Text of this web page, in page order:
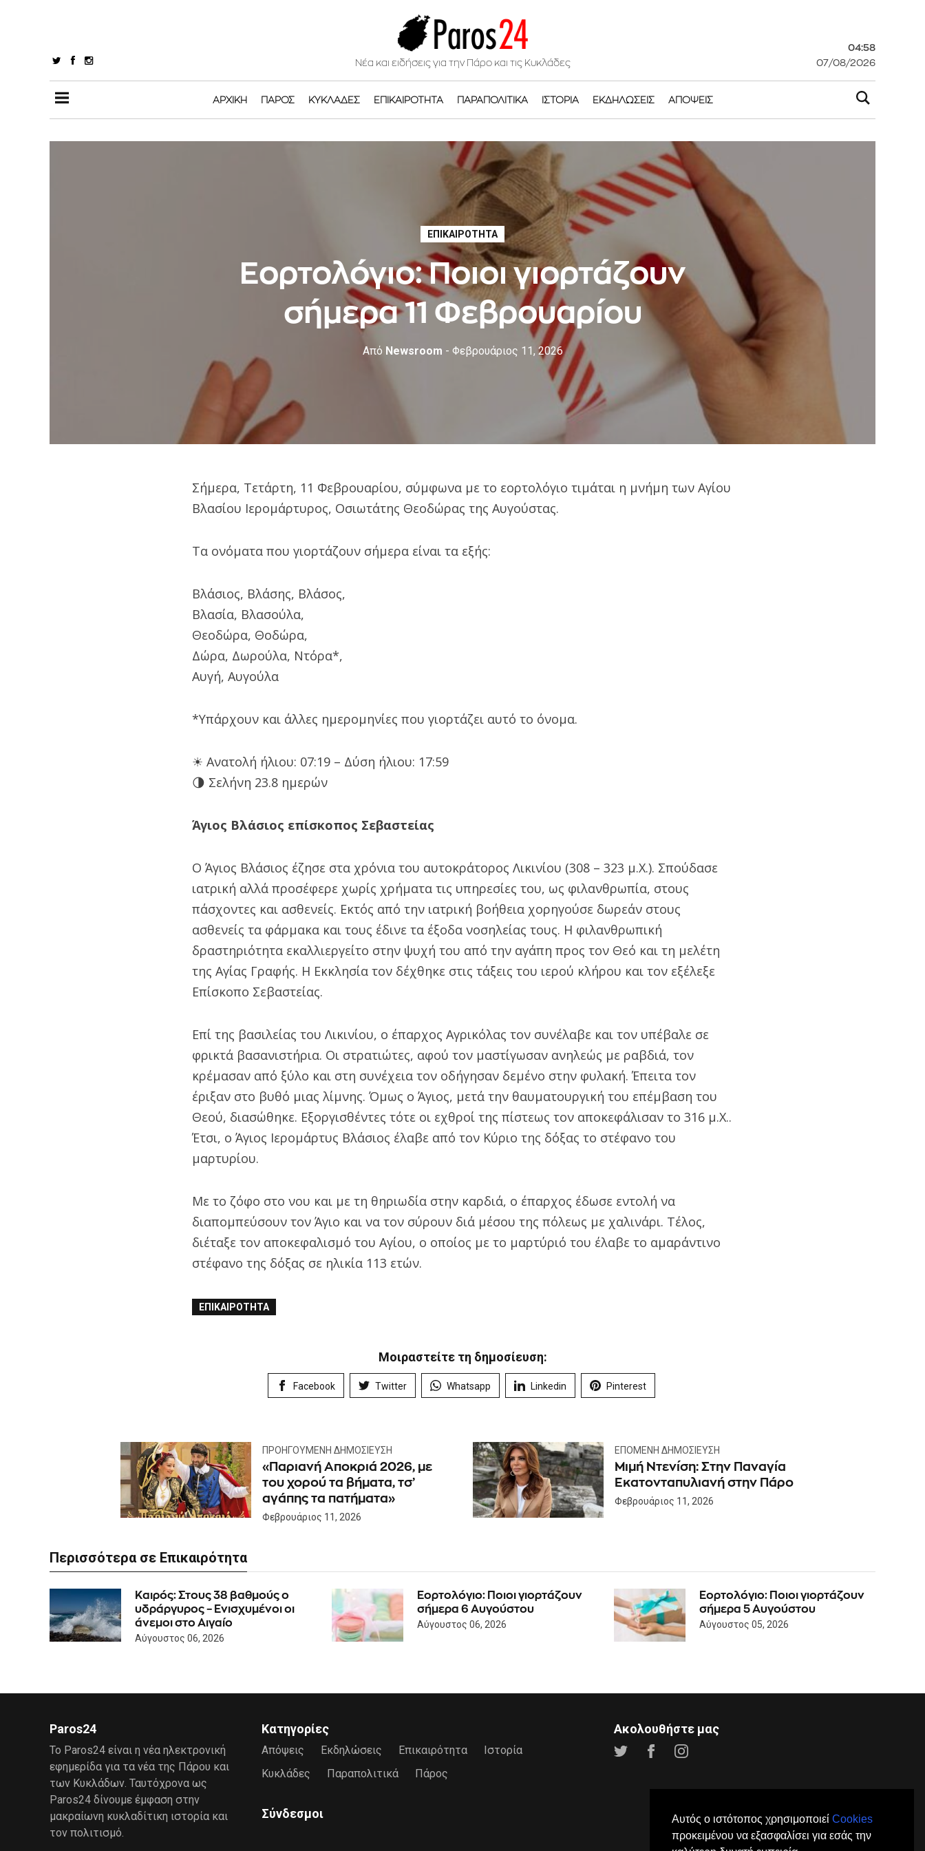
Αυτός ο ιστότοπος χρησιμοποιεί Cookies
προκειμένου να εξασφαλίσει για εσάς την
Νέα και ειδήσεις για την Πάρο και τις Κυκλάδες
04:58
07/08/2026
ΑΡΧΙΚΉ ΠΆΡΟΣ ΚΥΚΛΆΔΕΣ ΕΠΙΚΑΙΡΌΤΗΤΑ ΠΑΡΑΠΟΛΙΤΙΚΆ ΙΣΤΟΡΊΑ ΕΚΔΗΛΏΣΕΙΣ ΑΠΌΨΕΙΣ
ΕΠΙΚΑΙΡΌΤΗΤΑ
Εορτολόγιο: Ποιοι γιορτάζουν
σήμερα 11 Φεβρουαρίου
Από Newsroom - Φεβρουάριος 11, 2026
Σήμερα, Τετάρτη, 11 Φεβρουαρίου, σύμφωνα με το εορτολόγιο τιμάται η μνήμη των Αγίου
Βλασίου Ιερομάρτυρος, Οσιωτάτης Θεοδώρας της Αυγούστας.
Τα ονόματα που γιορτάζουν σήμερα είναι τα εξής:
Βλάσιος, Βλάσης, Βλάσος,
Βλασία, Βλασούλα,
Θεοδώρα, Θοδώρα,
Δώρα, Δωρούλα, Ντόρα*,
Αυγή, Αυγούλα
*Υπάρχουν και άλλες ημερομηνίες που γιορτάζει αυτό το όνομα.
☀ Ανατολή ήλιου: 07:19 – Δύση ήλιου: 17:59
🌗 Σελήνη 23.8 ημερών
Άγιος Βλάσιος επίσκοπος Σεβαστείας
Ο Άγιος Βλάσιος έζησε στα χρόνια του αυτοκράτορος Λικινίου (308 – 323 μ.Χ.). Σπούδασε
ιατρική αλλά προσέφερε χωρίς χρήματα τις υπηρεσίες του, ως φιλανθρωπία, στους
πάσχοντες και ασθενείς. Εκτός από την ιατρική βοήθεια χορηγούσε δωρεάν στους
ασθενείς τα φάρμακα και τους έδινε τα έξοδα νοσηλείας τους. Η φιλανθρωπική
δραστηριότητα εκαλλιεργείτο στην ψυχή του από την αγάπη προς τον Θεό και τη μελέτη
της Αγίας Γραφής. Η Εκκλησία τον δέχθηκε στις τάξεις του ιερού κλήρου και τον εξέλεξε
Επίσκοπο Σεβαστείας.
Επί της βασιλείας του Λικινίου, ο έπαρχος Αγρικόλας τον συνέλαβε και τον υπέβαλε σε
φρικτά βασανιστήρια. Οι στρατιώτες, αφού τον μαστίγωσαν ανηλεώς με ραβδιά, τον
κρέμασαν από ξύλο και στη συνέχεια τον οδήγησαν δεμένο στην φυλακή. Έπειτα τον
έριξαν στο βυθό μιας λίμνης. Όμως ο Άγιος, μετά την θαυματουργική του επέμβαση του
Θεού, διασώθηκε. Εξοργισθέντες τότε οι εχθροί της πίστεως τον αποκεφάλισαν το 316 μ.Χ..
Έτσι, ο Άγιος Ιερομάρτυς Βλάσιος έλαβε από τον Κύριο της δόξας το στέφανο του
μαρτυρίου.
Με το ζόφο στο νου και με τη θηριωδία στην καρδιά, ο έπαρχος έδωσε εντολή να
διαπομπεύσουν τον Άγιο και να τον σύρουν διά μέσου της πόλεως με χαλινάρι. Τέλος,
διέταξε τον αποκεφαλισμό του Αγίου, ο οποίος με το μαρτύριό του έλαβε το αμαράντινο
στέφανο της δόξας σε ηλικία 113 ετών.
ΕΠΙΚΑΙΡΌΤΗΤΑ
Μοιραστείτε τη δημοσίευση:
Facebook Twitter Whatsapp Linkedin Pinterest
ΠΡΟΗΓΟΎΜΕΝΗ ΔΗΜΟΣΊΕΥΣΗ
«Παριανή Αποκριά 2026, με
του χορού τα βήματα, τσ’
αγάπης τα πατήματα»
Φεβρουάριος 11, 2026
ΕΠΌΜΕΝΗ ΔΗΜΟΣΊΕΥΣΗ
Μιμή Ντενίση: Στην Παναγία
Εκατονταπυλιανή στην Πάρο
Φεβρουάριος 11, 2026
Περισσότερα σε Επικαιρότητα
Καιρός: Στους 38 βαθμούς ο
υδράργυρος – Ενισχυμένοι οι
άνεμοι στο Αιγαίο
Αύγουστος 06, 2026
Εορτολόγιο: Ποιοι γιορτάζουν
σήμερα 6 Αυγούστου
Αύγουστος 06, 2026
Εορτολόγιο: Ποιοι γιορτάζουν
σήμερα 5 Αυγούστου
Αύγουστος 05, 2026
Paros24
Το Paros24 είναι η νέα ηλεκτρονική
εφημερίδα για τα νέα της Πάρου και
των Κυκλάδων. Ταυτόχρονα ως
Paros24 δίνουμε έμφαση στην
μακραίωνη κυκλαδίτικη ιστορία και
τον πολιτισμό.
Κατηγορίες
Απόψεις Εκδηλώσεις Επικαιρότητα
Ιστορία
Κυκλάδες
Παραπολιτικά Πάρος
Σύνδεσμοι
Ακολουθήστε μας